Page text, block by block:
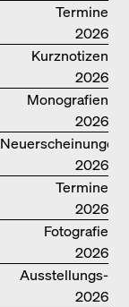
Termine
2026
Kurznotizen
2026
Monografien
2026
Neuerscheinungen
2026
Termine
2026
Fotografie
2026
Ausstellungs­
kataloge
2026